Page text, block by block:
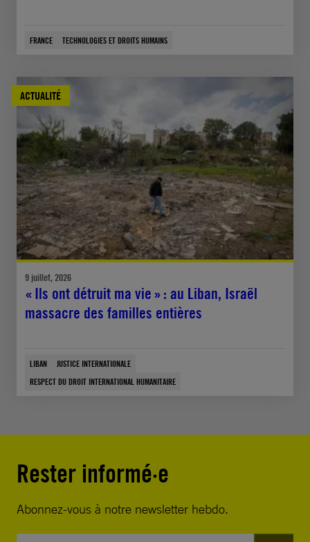
FRANCE TECHNOLOGIES ET DROITS HUMAINS
ACTUALITÉ
9 juillet, 2026
« Ils ont détruit ma vie » : au Liban, Israël
massacre des familles entières
LIBAN
JUSTICE INTERNATIONALE
RESPECT DU DROIT INTERNATIONAL HUMANITAIRE
Rester informé·e
Abonnez-vous à notre newsletter hebdo.